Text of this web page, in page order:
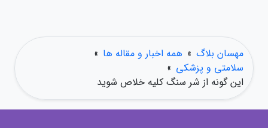
مهسان بلاگ » همه اخبار و مقاله ها »
سلامتی و پزشکی »
این گونه از شر سنگ کلیه خلاص شوید